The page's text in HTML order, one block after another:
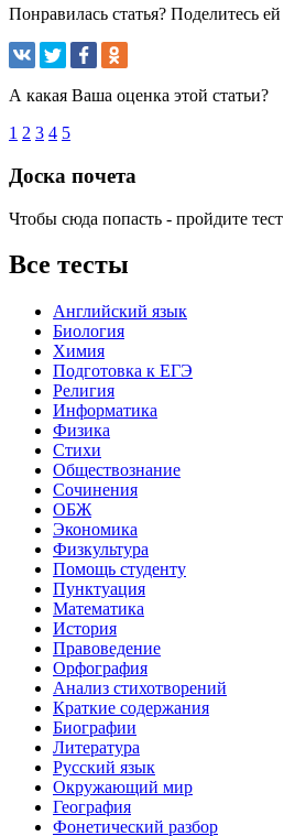
Понравилась статья? Поделитесь ей
А какая Ваша оценка этой статьи?
1 2 3 4 5
Доска почета
Чтобы сюда попасть - пройдите тест
Все тесты
Английский язык
Биология
Химия
Подготовка к ЕГЭ
Религия
Информатика
Физика
Стихи
Обществознание
Сочинения
ОБЖ
Экономика
Физкультура
Помощь студенту
Пунктуация
Математика
История
Правоведение
Орфография
Анализ стихотворений
Краткие содержания
Биографии
Литература
Русский язык
Окружающий мир
География
Фонетический разбор